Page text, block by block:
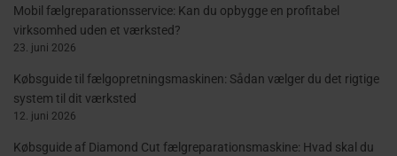
Mobil fælgreparationsservice: Kan du opbygge en profitabel
virksomhed uden et værksted?
23. juni 2026
Købsguide til fælgopretningsmaskinen: Sådan vælger du det rigtige
system til dit værksted
12. juni 2026
Købsguide af Diamond Cut fælgreparationsmaskine: Hvad skal du